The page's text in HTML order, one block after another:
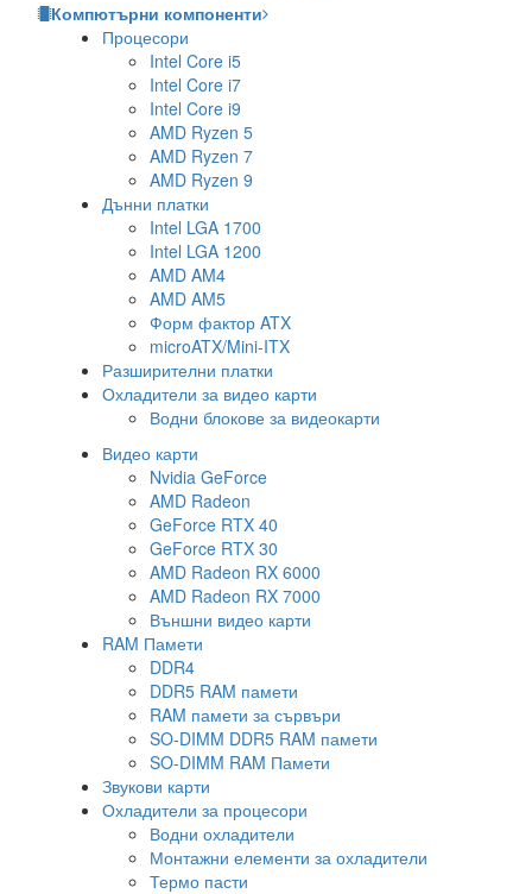
Компютърни компоненти
Процесори
Intel Core i5
Intel Core i7
Intel Core i9
AMD Ryzen 5
AMD Ryzen 7
AMD Ryzen 9
Дънни платки
Intel LGA 1700
Intel LGA 1200
AMD AM4
AMD AM5
Форм фактор ATX
microATX/Mini-ITX
Разширителни платки
Охладители за видео карти
Водни блокове за видеокарти
Видео карти
Nvidia GeForce
AMD Radeon
GeForce RTX 40
GeForce RTX 30
AMD Radeon RX 6000
AMD Radeon RX 7000
Външни видео карти
RAM Памети
DDR4
DDR5 RAM памети
RAM памети за сървъри
SO-DIMM DDR5 RAM памети
SO-DIMM RAM Памети
Звукови карти
Охладители за процесори
Водни охладители
Монтажни елементи за охладители
Термо пасти